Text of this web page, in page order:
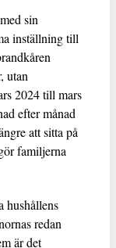
sin
inställning till
utan
2024 till mars
efter månad
att sitta på
familjerna
hushållens
redan
är det